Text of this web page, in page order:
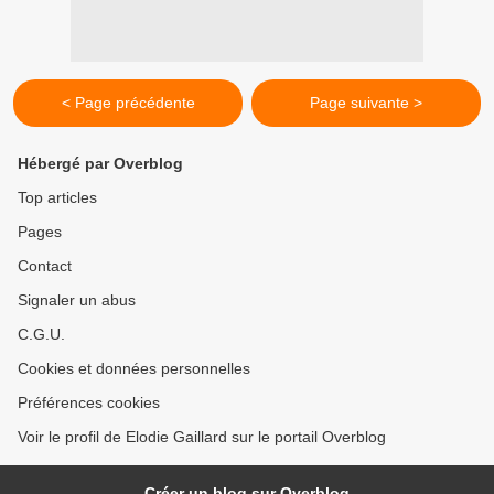
< Page précédente Page suivante >
Hébergé par Overblog
Top articles
Pages
Contact
Signaler un abus
C.G.U.
Cookies et données personnelles
Préférences cookies
Voir le profil de Elodie Gaillard sur le portail Overblog